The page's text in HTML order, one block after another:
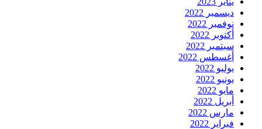
ديسمبر 2022
نوفمبر 2022
أكتوبر 2022
سبتمبر 2022
أغسطس 2022
يوليو 2022
يونيو 2022
مايو 2022
أبريل 2022
مارس 2022
فبراير 2022